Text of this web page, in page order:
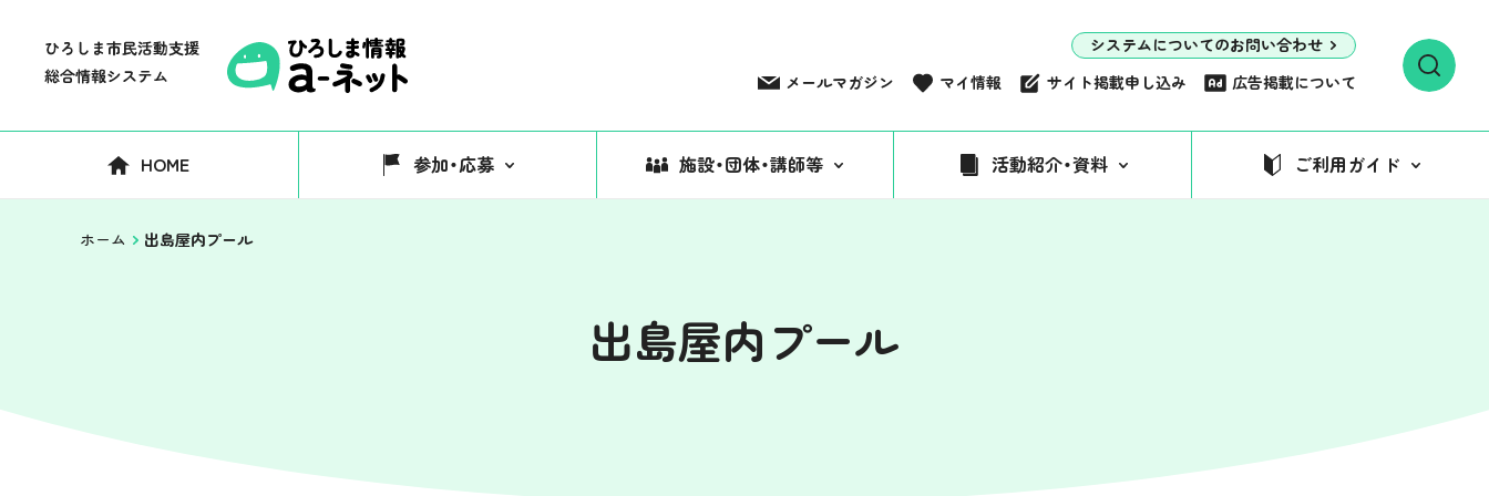
システムについてのお問い合わせ
メールマガジン マイ情報 サイト掲載申し込み 広告掲載について
HOME 参加・応募 施設・団体・講師等 活動紹介・資料 ご利用ガイド
ホーム 出島屋内プール
出島屋内プール